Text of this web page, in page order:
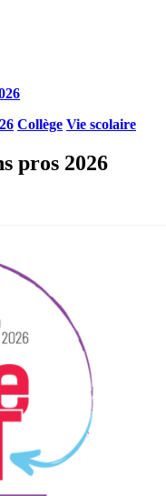
Collège Vie scolaire
pros 2026